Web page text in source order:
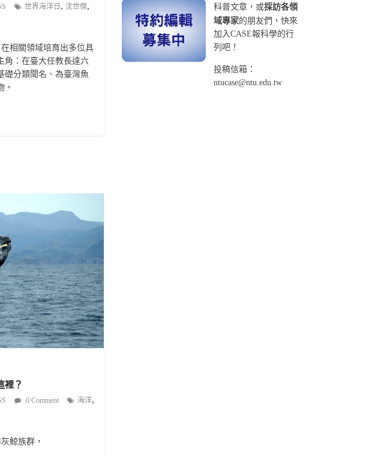
世界海洋日 , 沈世傑,
相關領域培育出多位具
角：在臺大任教長達六
礎分類聞名、為臺灣魚
。
裡？
0 Comment 海洋,
鯨族群，
科普文章，或採訪各領
域專家的朋友們，快來
加入CASE報科學的行
列吧！
投稿信箱：
ntucase@ntu.edu.tw